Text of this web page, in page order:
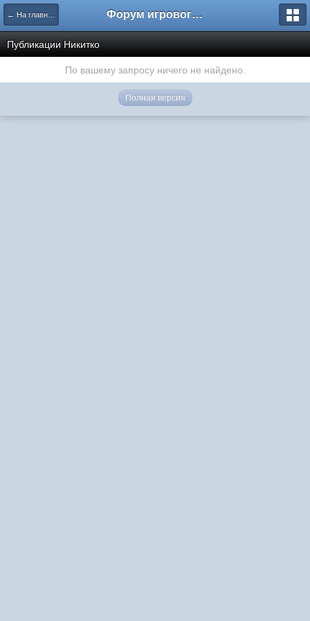
← На главную Форум игрового проекта Riverrise
Публикации Никитко
По вашему запросу ничего не найдено.
Полная версия